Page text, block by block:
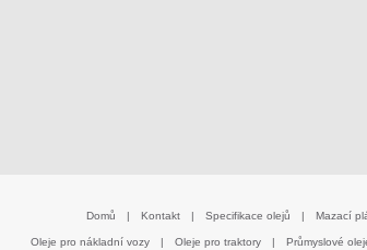
Domů | Kontakt | Specifikace olejů | Mazací
Oleje pro nákladní vozy | Oleje pro traktory | Průmyslové